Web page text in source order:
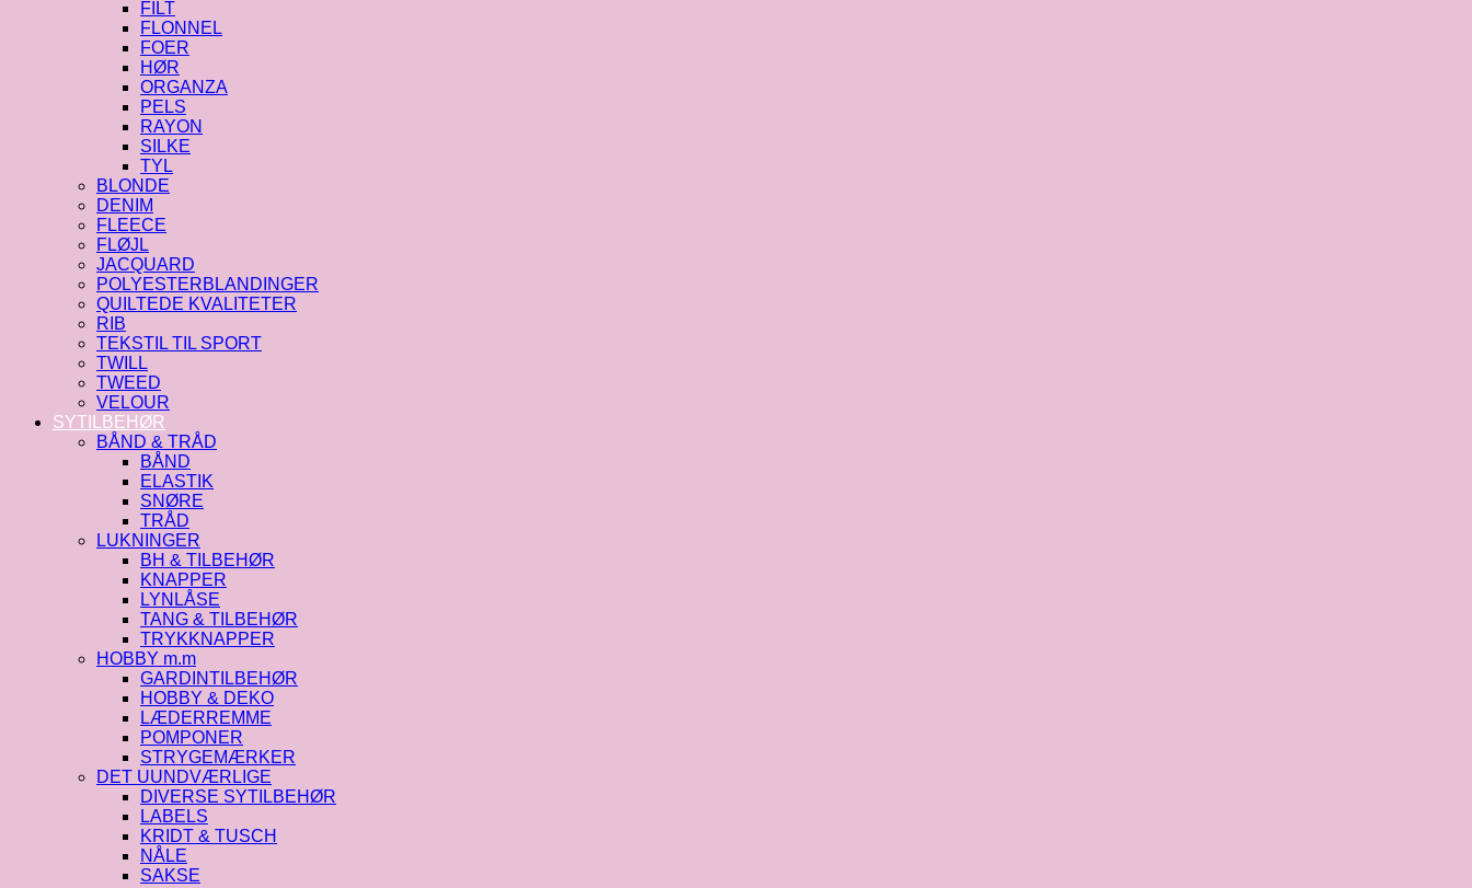
FILT
FLONNEL
FOER
HØR
ORGANZA
PELS
RAYON
SILKE
TYL
BLONDE
DENIM
FLEECE
FLØJL
JACQUARD
POLYESTERBLANDINGER
QUILTEDE KVALITETER
RIB
TEKSTIL TIL SPORT
TWILL
TWEED
VELOUR
SYTILBEHØR
BÅND & TRÅD
BÅND
ELASTIK
SNØRE
TRÅD
LUKNINGER
BH & TILBEHØR
KNAPPER
LYNLÅSE
TANG & TILBEHØR
TRYKKNAPPER
HOBBY m.m
GARDINTILBEHØR
HOBBY & DEKO
LÆDERREMME
POMPONER
STRYGEMÆRKER
DET UUNDVÆRLIGE
DIVERSE SYTILBEHØR
LABELS
KRIDT & TUSCH
NÅLE
SAKSE